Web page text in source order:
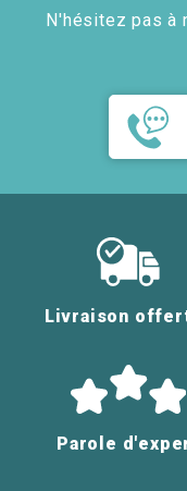
N'hésitez pas à
Livraison
Parole